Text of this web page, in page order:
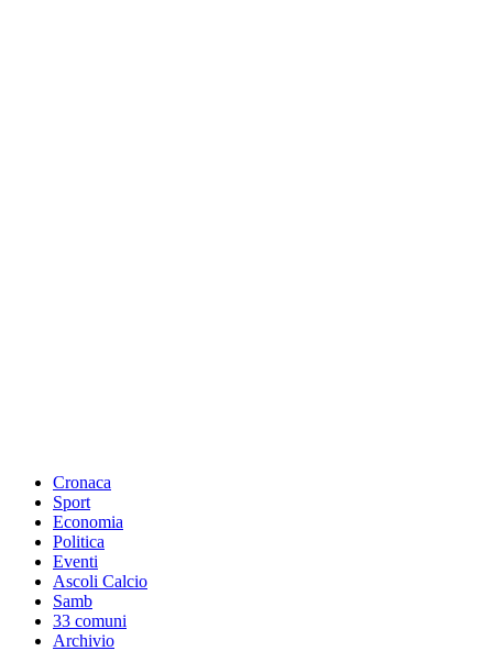
Cronaca
Sport
Economia
Politica
Eventi
Ascoli Calcio
Samb
33 comuni
Archivio